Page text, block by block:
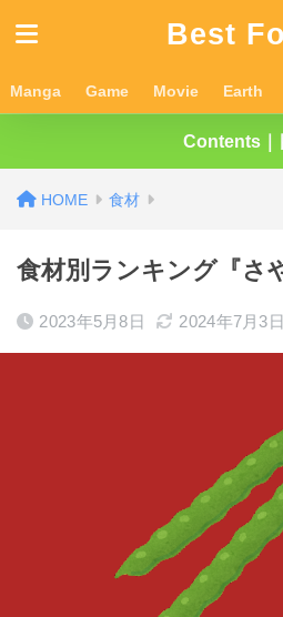
Best
Manga Game Movie Earth
Contents｜
食材
食材別ランキング『さ
2023年5月8日 2024年7月3日